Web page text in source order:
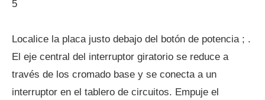
5
Localice la placa justo debajo del botón de potencia ; .
El eje central del interruptor giratorio se reduce a
través de los cromado base y se conecta a un
interruptor en el tablero de circuitos. Empuje el